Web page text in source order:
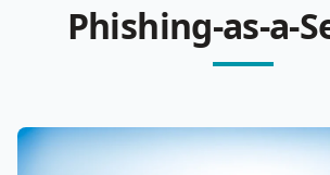
Phishing-as-a-